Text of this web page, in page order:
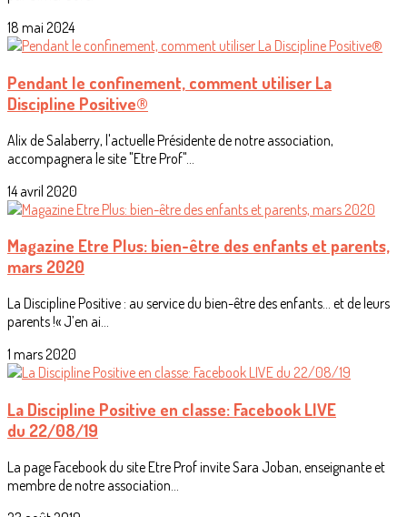
18 mai 2024
Pendant le confinement, comment utiliser La
Discipline Positive®
Alix de Salaberry, l'actuelle Présidente de notre association,
accompagnera le site "Etre Prof"...
14 avril 2020
Magazine Etre Plus: bien-être des enfants et parents,
mars 2020
La Discipline Positive : au service du bien-être des enfants… et de leurs
parents !« J’en ai...
1 mars 2020
La Discipline Positive en classe: Facebook LIVE
du 22/08/19
La page Facebook du site Etre Prof invite Sara Joban, enseignante et
membre de notre association...